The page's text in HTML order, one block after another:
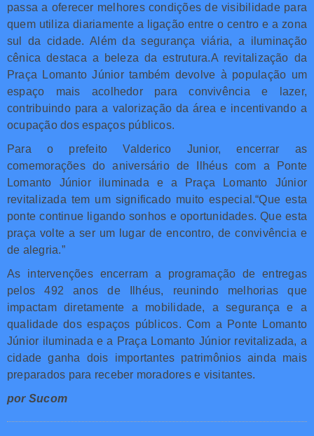
passa a oferecer melhores condições de visibilidade para
quem utiliza diariamente a ligação entre o centro e a zona
sul da cidade. Além da segurança viária, a iluminação
cênica destaca a beleza da estrutura.A revitalização da
Praça Lomanto Júnior também devolve à população um
espaço mais acolhedor para convivência e lazer,
contribuindo para a valorização da área e incentivando a
ocupação dos espaços públicos.
Para o prefeito Valderico Junior, encerrar as
comemorações do aniversário de Ilhéus com a Ponte
Lomanto Júnior iluminada e a Praça Lomanto Júnior
revitalizada tem um significado muito especial.“Que esta
ponte continue ligando sonhos e oportunidades. Que esta
praça volte a ser um lugar de encontro, de convivência e
de alegria.”
As intervenções encerram a programação de entregas
pelos 492 anos de Ilhéus, reunindo melhorias que
impactam diretamente a mobilidade, a segurança e a
qualidade dos espaços públicos. Com a Ponte Lomanto
Júnior iluminada e a Praça Lomanto Júnior revitalizada, a
cidade ganha dois importantes patrimônios ainda mais
preparados para receber moradores e visitantes.
por Sucom